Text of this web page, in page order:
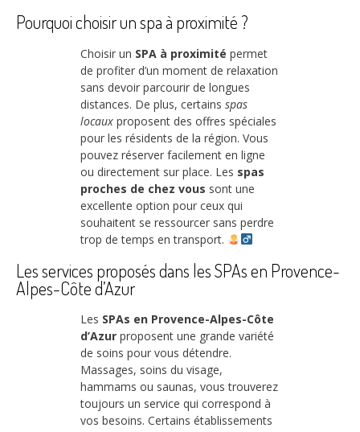
Pourquoi choisir un spa à proximité ?
Choisir un SPA à proximité permet
de profiter d’un moment de relaxation
sans devoir parcourir de longues
distances. De plus, certains spas
locaux proposent des offres spéciales
pour les résidents de la région. Vous
pouvez réserver facilement en ligne
ou directement sur place. Les spas
proches de chez vous sont une
excellente option pour ceux qui
souhaitent se ressourcer sans perdre
trop de temps en transport.
Les services proposés dans les SPAs en Provence-
Alpes-Côte d’Azur
Les SPAs en Provence-Alpes-Côte
d’Azur proposent une grande variété
de soins pour vous détendre.
Massages, soins du visage,
hammams ou saunas, vous trouverez
toujours un service qui correspond à
vos besoins. Certains établissements